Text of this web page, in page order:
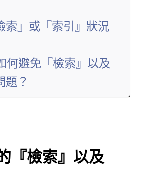
索』或『索引』狀況
何避免『檢索』以及
題？
『檢索』以及